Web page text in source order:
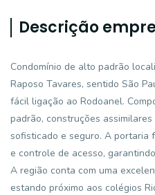
Descrição
Condomínio de alto padrão
Raposo Tavares, sentido São
fácil ligação ao Rodoanel.
padrão, construções
sofisticado e seguro. A portaria
e controle de acesso,
A região conta com uma
estando próximo aos colégios